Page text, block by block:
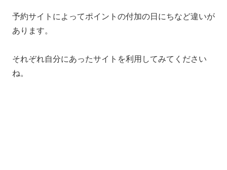
予約サイトによってポイントの付加の日にちなど違いが
あります。
それぞれ自分にあったサイトを利用してみてください
ね。